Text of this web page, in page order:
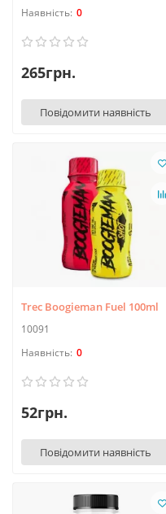
0
265грн.
Повідомити наявність
Trec Boogieman Fuel 100ml
10091
0
52грн.
Повідомити наявність